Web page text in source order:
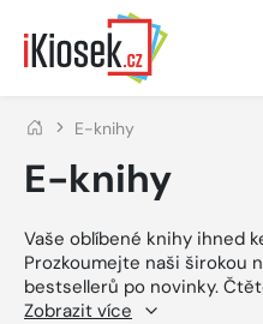
Přejít na hlavní obsah
E-knihy
E-knihy
Vaše oblíbené knihy ihned
Prozkoumejte naši širokou
bestsellerů po novinky.
Zobrazit více